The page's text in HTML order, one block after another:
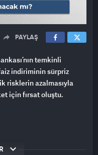
PAYLAŞ
temkinli
indiriminin sürpriz
risklerin azalmasıyla
için fırsat oluştu.